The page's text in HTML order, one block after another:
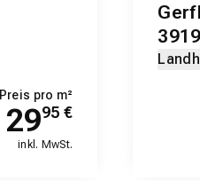
Preis pro m²
2995 €
inkl. MwSt.